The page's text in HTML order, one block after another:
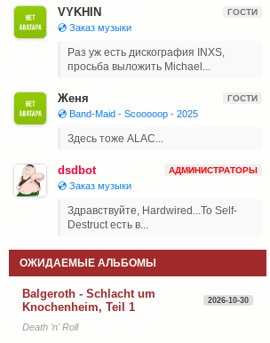
VYKHIN ГОСТИ
💿 Заказ музыки
Раз уж есть дискография INXS,
просьба выложить Michael...
Женя ГОСТИ
💿 Band-Maid - Scooooop - 2025
Здесь тоже ALAC...
dsdbot АДМИНИСТРАТОРЫ
💿 Заказ музыки
Здравствуйте, Hardwired...To Self-
Destruct есть в...
ОЖИДАЕМЫЕ АЛЬБОМЫ
Balgeroth - Schlacht um
Knochenheim, Teil 1
2026-10-30
Death 'n' Roll